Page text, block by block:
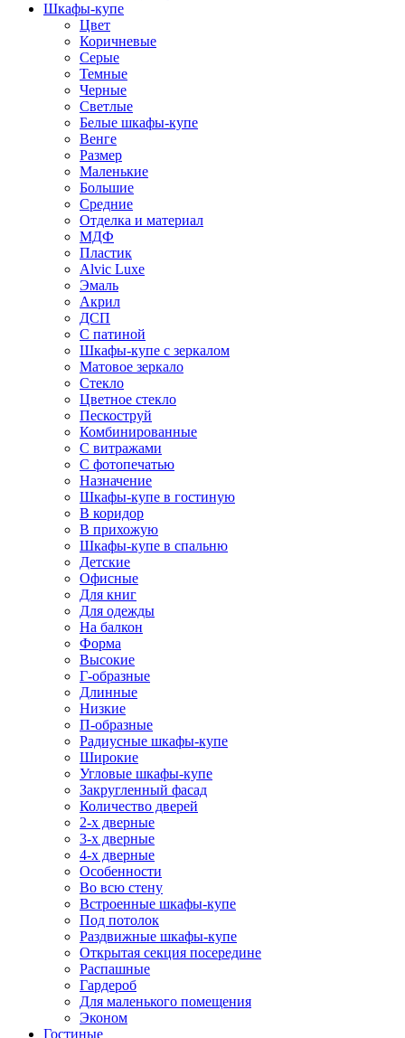
Шкафы-купе
Цвет
Коричневые
Серые
Темные
Черные
Светлые
Белые шкафы-купе
Венге
Размер
Маленькие
Большие
Средние
Отделка и материал
МДФ
Пластик
Alvic Luxe
Эмаль
Акрил
ДСП
С патиной
Шкафы-купе с зеркалом
Матовое зеркало
Стекло
Цветное стекло
Пескоструй
Комбинированные
С витражами
С фотопечатью
Назначение
Шкафы-купе в гостиную
В коридор
В прихожую
Шкафы-купе в спальню
Детские
Офисные
Для книг
Для одежды
На балкон
Форма
Высокие
Г-образные
Длинные
Низкие
П-образные
Радиусные шкафы-купе
Широкие
Угловые шкафы-купе
Закругленный фасад
Количество дверей
2-х дверные
3-х дверные
4-х дверные
Особенности
Во всю стену
Встроенные шкафы-купе
Под потолок
Раздвижные шкафы-купе
Открытая секция посередине
Распашные
Гардероб
Для маленького помещения
Эконом
Гостиные